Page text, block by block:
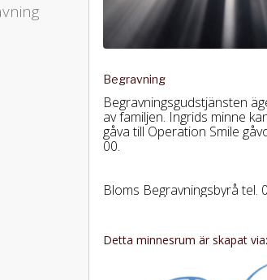
Begravning
Begravningsgudstjänsten
av familjen. Ingrids minne
gåva till Operation Smile
00.
Bloms Begravningsbyrå tel.
Detta minnesrum är skapat via: